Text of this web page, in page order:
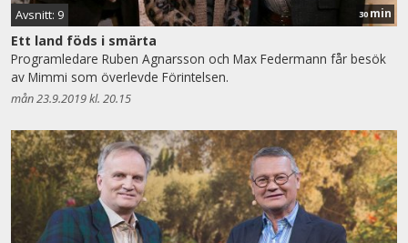
Avsnitt: 9 30 min
Ett land föds i smärta
Programledare Ruben Agnarsson och Max Federmann får besök
av Mimmi som överlevde Förintelsen.
mån 23.9.2019 kl. 20.15